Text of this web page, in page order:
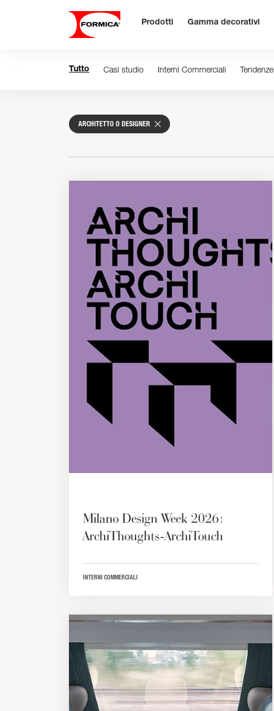
Prodotti Gamma decorativi
Tutto Casi studio Interni Commerciali Tendenze
ARCHITETTO O DESIGNER
Milano Design Week 2026:
ArchiThoughts-ArchiTouch
INTERNI COMMERCIALI